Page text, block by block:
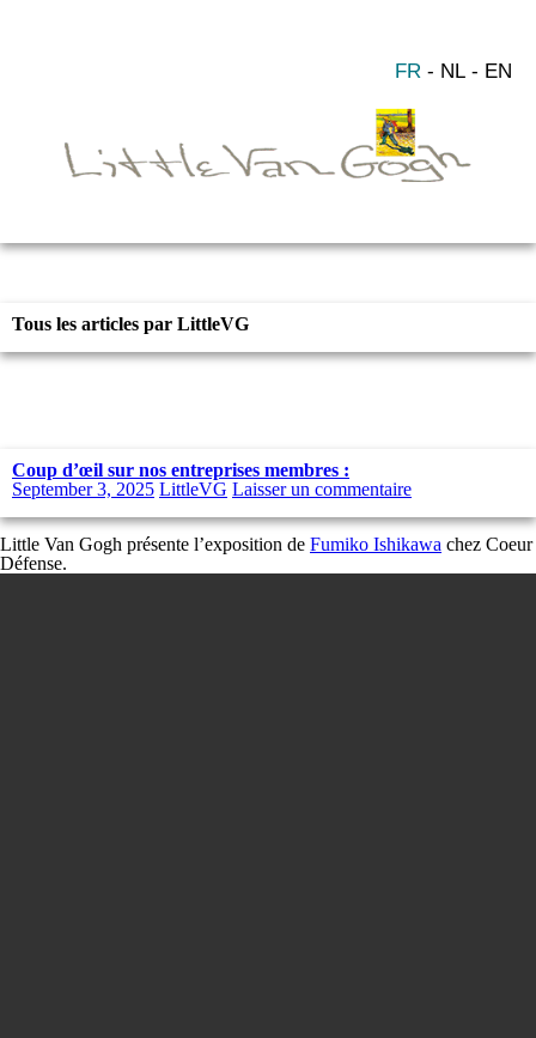
FR NL EN
Tous les articles par LittleVG
Coup d’œil sur nos entreprises membres :
September 3, 2025 LittleVG Laisser un commentaire
Little Van Gogh présente l’exposition de Fumiko Ishikawa chez Coeur
Défense.